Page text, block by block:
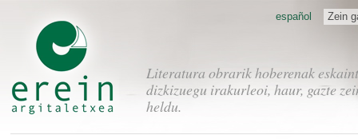
Literatura obrarik hoberenak
dizkizuegu irakurleoi, haur, gazte
heldu.
Zein
español